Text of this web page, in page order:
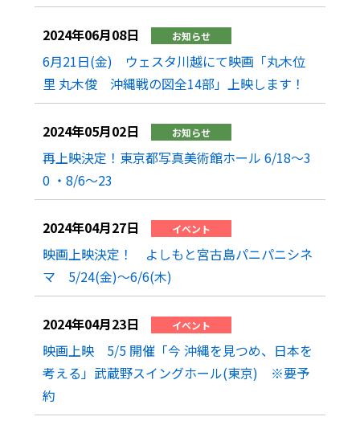
2024年06月08日 お知らせ
6月21日(金) ウェスタ川越にて映画「丸木位
里 丸木俊 沖縄戦の図全14部」上映します！
2024年05月02日 お知らせ
再上映決定！東京都写真美術館ホール 6/18～3
0 ・8/6～23
2024年04月27日 イベント
映画上映決定！ よしもと宮古島パニパニシネ
マ 5/24(金)～6/6(木)
2024年04月23日 イベント
映画上映 5/5 開催「今 沖縄を見つめ、日本を
考える」武蔵野スイングホール(東京) ※要予
約